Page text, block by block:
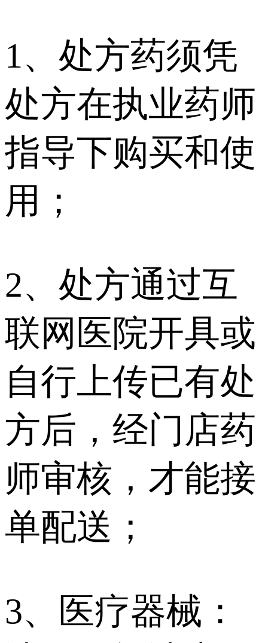
1、处方药须凭
处方在执业药师
指导下购买和使
用；
2、处方通过互
联网医院开具或
自行上传已有处
方后，经门店药
师审核，才能接
单配送；
3、医疗器械：